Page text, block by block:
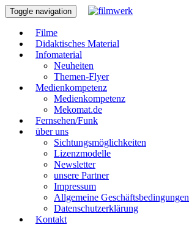
Toggle navigation
Filme
Didaktisches Material
Infomaterial
Neuheiten
Themen-Flyer
Medienkompetenz
Medienkompetenz
Mekomat.de
Fernsehen/Funk
über uns
Sichtungsmöglichkeiten
Lizenzmodelle
Newsletter
unsere Partner
Impressum
Allgemeine Geschäftsbedingungen
Datenschutzerklärung
Kontakt